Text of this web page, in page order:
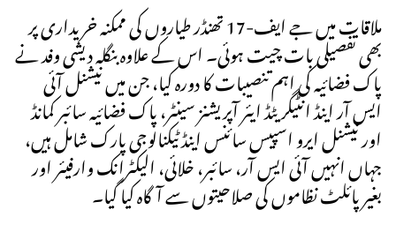
ملاقات میں جے ایف-17 تھنڈر طیاروں کی ممکنہ خریداری پر
بھی تفصیلی بات چیت ہوئی۔ اس کے علاوہ بنگلہ دیشی وفد نے
پاک فضائیہ کی اہم تنصیبات کا دورہ کیا، جن میں نیشنل آئی
ایس آر اینڈ انٹیگریٹڈ ایئر آپریشنز سینٹر، پاک فضائیہ سائبر کمانڈ
اور نیشنل ایرو اسپیس سائنس اینڈ ٹیکنالوجی پارک شامل ہیں،
جہاں انہیں آئی ایس آر، سائبر، خلائی، الیکٹرانک وارفیئر اور
بغیر پائلٹ نظاموں کی صلاحیتوں سے آگاہ کیا گیا۔